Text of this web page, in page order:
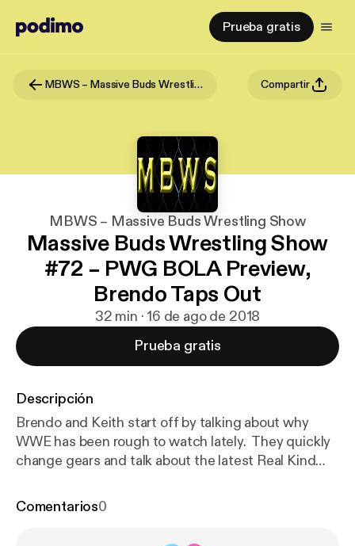
Prueba gratis
MBWS – Massive Buds Wrestling Show Compartir
MBWS – Massive Buds Wrestling Show
Massive Buds Wrestling Show
#72 – PWG BOLA Preview,
Brendo Taps Out
32 min · 16 de ago de 2018
Prueba gratis
Descripción
Brendo and Keith start off by talking about why
WWE has been rough to watch lately. They quickly
change gears and talk about the latest Real Kind
Threemendous V, and a look at the BOLA lineup.
Comentarios0